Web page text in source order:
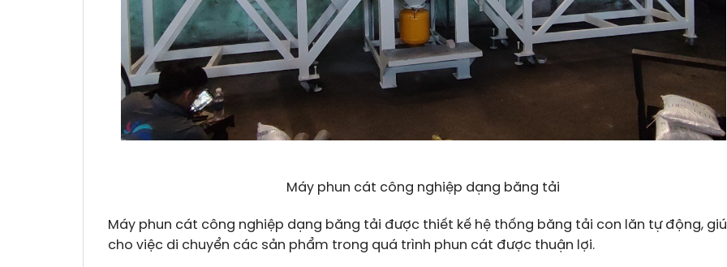
Máy phun cát công nghiệp dạng băng tải
Máy phun cát công nghiệp dạng băng tải được thiết kế hệ thống băng tải con lăn tự động,
cho việc di chuyển các sản phẩm trong quá trình phun cát được thuận lợi.